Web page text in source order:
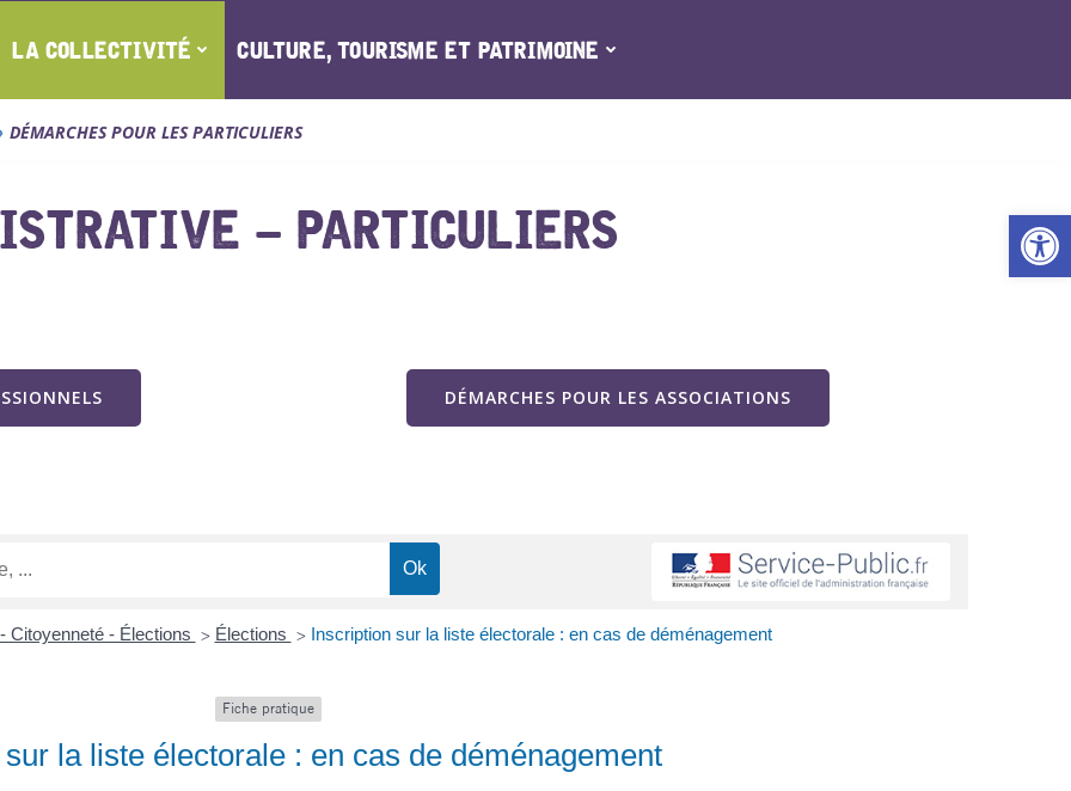
LA COLLECTIVITÉ CULTURE, TOURISME ET PATRIMOINE
DÉMARCHES POUR LES PARTICULIERS
– PARTICULIERS
DÉMARCHES POUR LES ASSOCIATIONS
Citoyenneté - Élections > Élections > Inscription sur la liste électorale : en cas de déménagement
Fiche pratique
la liste électorale : en cas de déménagement